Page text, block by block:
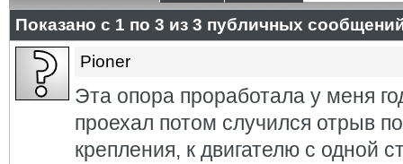
Показано с 1 по 3 из 3 публичных
Pioner
Эта опора проработала у меня
проехал потом случился отрыв
крепления, к двигателю с одной